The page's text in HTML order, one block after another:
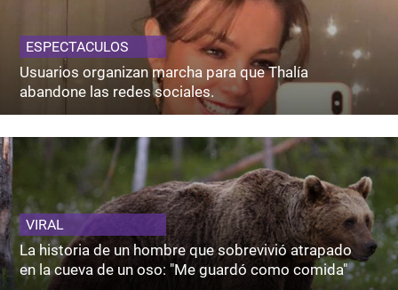
ESPECTACULOS
Usuarios organizan marcha para que Thalía
abandone las redes sociales.
VIRAL
La historia de un hombre que sobrevivió atrapado
en la cueva de un oso: "Me guardó como comida"